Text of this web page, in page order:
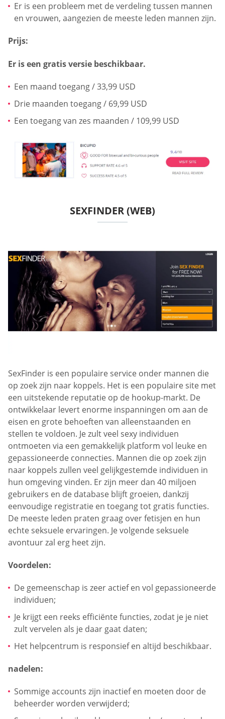
Er is een probleem met de verdeling tussen mannen
en vrouwen, aangezien de meeste leden mannen zijn.
Prijs:
Er is een gratis versie beschikbaar.
Een maand toegang / 33,99 USD
Drie maanden toegang / 69,99 USD
Een toegang van zes maanden / 109,99 USD
SEXFINDER (WEB)
SexFinder is een populaire service onder mannen die
op zoek zijn naar koppels. Het is een populaire site met
een uitstekende reputatie op de hookup-markt. De
ontwikkelaar levert enorme inspanningen om aan de
eisen en grote behoeften van alleenstaanden en
stellen te voldoen. Je zult veel sexy individuen
ontmoeten via een gemakkelijk platform vol leuke en
gepassioneerde connecties. Mannen die op zoek zijn
naar koppels zullen veel gelijkgestemde individuen in
hun omgeving vinden. Er zijn meer dan 40 miljoen
gebruikers en de database blijft groeien, dankzij
eenvoudige registratie en toegang tot gratis functies.
De meeste leden praten graag over fetisjen en hun
echte seksuele ervaringen. Je volgende seksuele
avontuur zal erg heet zijn.
Voordelen:
De gemeenschap is zeer actief en vol gepassioneerde
individuen;
Je krijgt een reeks efficiënte functies, zodat je je niet
zult vervelen als je daar gaat daten;
Het helpcentrum is responsief en altijd beschikbaar.
nadelen:
Sommige accounts zijn inactief en moeten door de
beheerder worden verwijderd;